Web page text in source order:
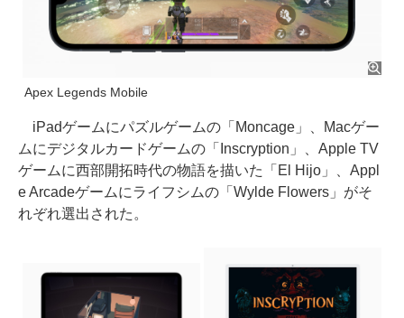
Apex Legends Mobile
iPadゲームにパズルゲームの「Moncage」、Macゲー
ムにデジタルカードゲームの「Inscryption」、Apple TV
ゲームに西部開拓時代の物語を描いた「El Hijo」、Appl
e Arcadeゲームにライフシムの「Wylde Flowers」がそ
れぞれ選出された。